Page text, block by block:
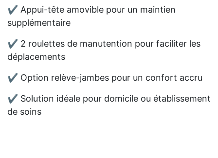
✔ Appui-tête amovible pour un maintien
supplémentaire
✔ 2 roulettes de manutention pour faciliter les
déplacements
✔ Option relève-jambes pour un confort accru
✔ Solution idéale pour domicile ou établissement
de soins